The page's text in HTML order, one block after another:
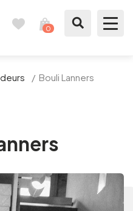
0
/ Bouli Lanners